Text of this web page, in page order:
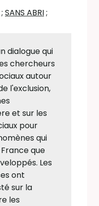
; SANS ABRI;
dialogue qui
chercheurs
autour
l'exclusion,
et sur les
pour
qui
que
Les
ont
sur la
les